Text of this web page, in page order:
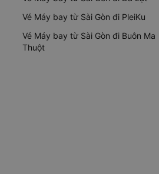
Vé Máy bay từ Sài Gòn đi PleiKu
Vé Máy bay từ Sài Gòn đi Buôn Ma
Thuột